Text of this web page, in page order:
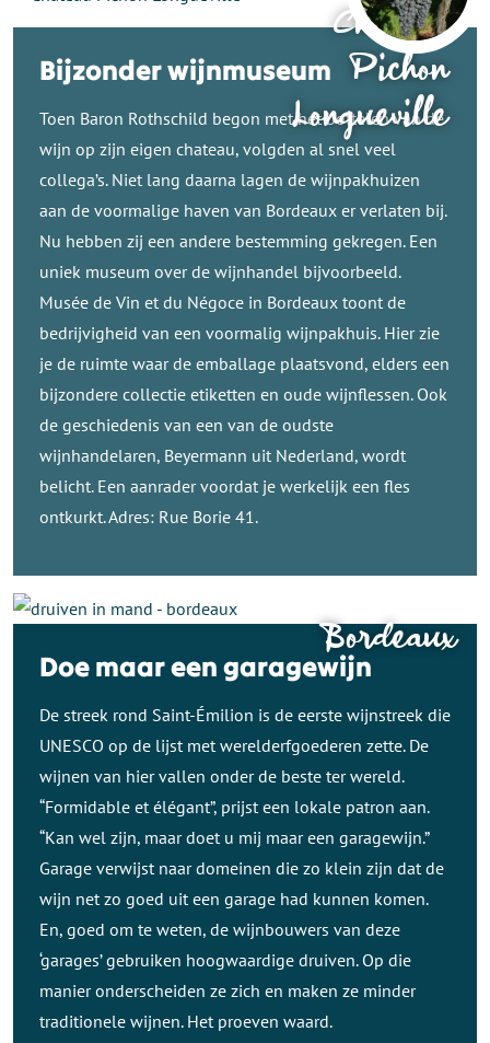
Chateau
Pichon
Longueville
Bijzonder wijnmuseum
Toen Baron Rothschild begon met het bottelen van de
wijn op zijn eigen chateau, volgden al snel veel
collega’s. Niet lang daarna lagen de wijnpakhuizen
aan de voormalige haven van Bordeaux er verlaten bij.
Nu hebben zij een andere bestemming gekregen. Een
uniek museum over de wijnhandel bijvoorbeeld.
Musée de Vin et du Négoce in Bordeaux toont de
bedrijvigheid van een voormalig wijnpakhuis. Hier zie
je de ruimte waar de emballage plaatsvond, elders een
bijzondere collectie etiketten en oude wijnflessen. Ook
de geschiedenis van een van de oudste
wijnhandelaren, Beyermann uit Nederland, wordt
belicht. Een aanrader voordat je werkelijk een fles
ontkurkt. Adres: Rue Borie 41.
Doe maar een garagewijn
De streek rond Saint-Émilion is de eerste wijnstreek die
UNESCO op de lijst met werelderfgoederen zette. De
wijnen van hier vallen onder de beste ter wereld.
“Formidable et élégant”, prijst een lokale patron aan.
“Kan wel zijn, maar doet u mij maar een garagewijn.”
Garage verwijst naar domeinen die zo klein zijn dat de
wijn net zo goed uit een garage had kunnen komen.
En, goed om te weten, de wijnbouwers van deze
‘garages’ gebruiken hoogwaardige druiven. Op die
manier onderscheiden ze zich en maken ze minder
traditionele wijnen. Het proeven waard.
Bordeaux